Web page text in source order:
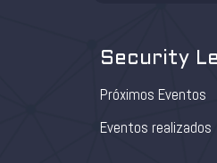
Security
Próximos Eventos
Eventos realizados